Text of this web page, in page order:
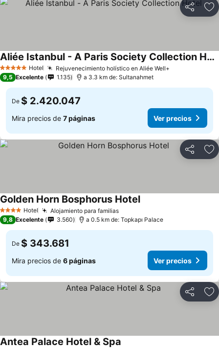
Compartir
5 Estrellas Hotel Rejuvenecimiento holístico en Aliée Well+
Aliée Istanbul - A Paris Society Collection Hotel
Ver precios
9,5 Excelente 1.135 a 3.3 km de: Sultanahmet
De $ 2.420.047
Mira precios de 7 páginas Ver precios
Compartir
4 EstrellasHotel Alojamiento para familiasVer precios
Golden Horn Bosphorus HotelVer precios
9,8 Excelente 3.560 a 0.5 km de: Topkapı Palace
De $ 343.681
Mira precios de 6 páginas Ver precios
Compartir
Antea Palace Hotel & Spa